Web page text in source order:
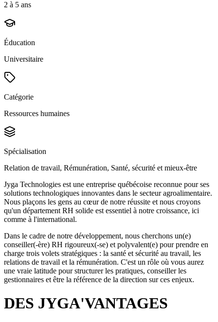
2 à 5 ans
Éducation
Universitaire
Catégorie
Ressources humaines
Spécialisation
Relation de travail, Rémunération, Santé, sécurité et mieux-être
Jyga Technologies est une entreprise québécoise reconnue pour ses
solutions technologiques innovantes dans le secteur agroalimentaire.
Nous plaçons les gens au cœur de notre réussite et nous croyons
qu'un département RH solide est essentiel à notre croissance, ici
comme à l'international.
Dans le cadre de notre développement, nous cherchons un(e)
conseiller(-ère) RH rigoureux(-se) et polyvalent(e) pour prendre en
charge trois volets stratégiques : la santé et sécurité au travail, les
relations de travail et la rémunération. C'est un rôle où vous aurez
une vraie latitude pour structurer les pratiques, conseiller les
gestionnaires et être la référence de la direction sur ces enjeux.
DES JYGA'VANTAGES